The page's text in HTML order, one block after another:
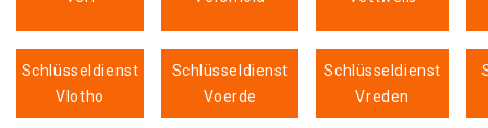
Schlüsseldienst
Vlotho
Schlüsseldienst
Voerde
Schlüsseldienst
Vreden